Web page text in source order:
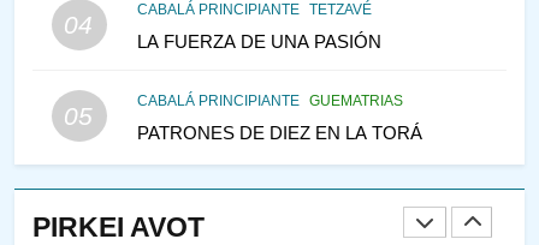
04
CABALÁ PRINCIPIANTE TETZAVÉ
LA FUERZA DE UNA PASIÓN
05
CABALÁ PRINCIPIANTE GUEMATRIAS
PATRONES DE DIEZ EN LA TORÁ
PIRKEI AVOT
VEAMOS ¿POR QUÉ
IEHOSHÚA? Y LA QUEJA DE
1
RAZI ¿QUIÉN ES SABIO?